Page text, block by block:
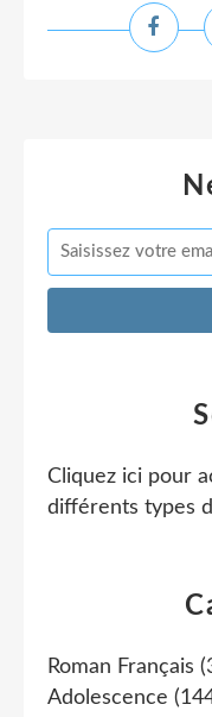
Roman Français
Adolescence
Cliquez ici pour
différents types